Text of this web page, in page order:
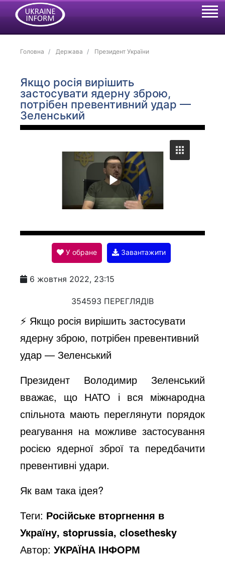
Головна Держава Президент України
Якщо росія вирішить
застосувати ядерну зброю,
потрібен превентивний удар —
Зеленський
P
l
a
y
V
i
d
e
У обране Завантажити
6 жовтня 2022, 23:15
354593 ПЕРЕГЛЯДІВ
⚡️ Якщо росія вирішить застосувати
ядерну зброю, потрібен превентивний
удар — Зеленський
Президент Володимир Зеленський
вважає, що НАТО і вся міжнародна
спільнота мають переглянути порядок
реагування на можливе застосування
росією ядерної зброї та передбачити
превентивні удари.
Як вам така ідея?
Теги: Російське вторгнення в
Україну, stoprussia, closethesky
Автор:УКРАЇНА ІНФОРМ